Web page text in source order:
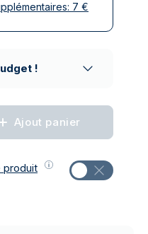
7 €
!
Ajout panier
produit